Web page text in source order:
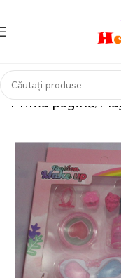
Prima pagină